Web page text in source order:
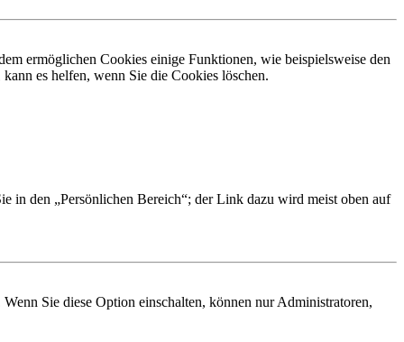
ermöglichen Cookies einige Funktionen, wie beispielsweise den
es helfen, wenn Sie die Cookies löschen.
in den „Persönlichen Bereich“; der Link dazu wird meist oben auf
Sie diese Option einschalten, können nur Administratoren,